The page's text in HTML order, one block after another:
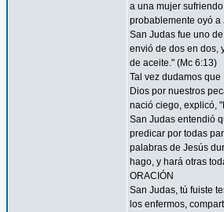
a una mujer
probablemente oyó a
San Judas fue uno
envió de dos en dos,
de aceite." (Mc 6:13)
Tal vez dudamos
Dios por nuestros
nació ciego, explicó,
San Judas entendió
predicar por todas
palabras de Jesús
hago, y hará otras
ORACIÓN
San Judas, tú fuiste
los enfermos,